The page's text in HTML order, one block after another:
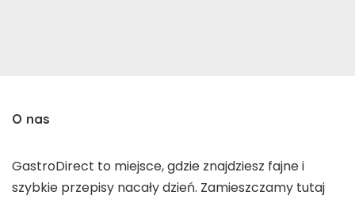
O nas
GastroDirect to miejsce, gdzie znajdziesz fajne i
szybkie przepisy nacały dzień. Zamieszczamy tutaj